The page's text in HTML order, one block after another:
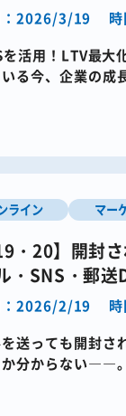
：2026/3/19
を活用！LTV最
る今、企業の成
ライン マー
・20】開封
・SNS・郵送
：2026/2/19
を送っても開封さ
か分からない――